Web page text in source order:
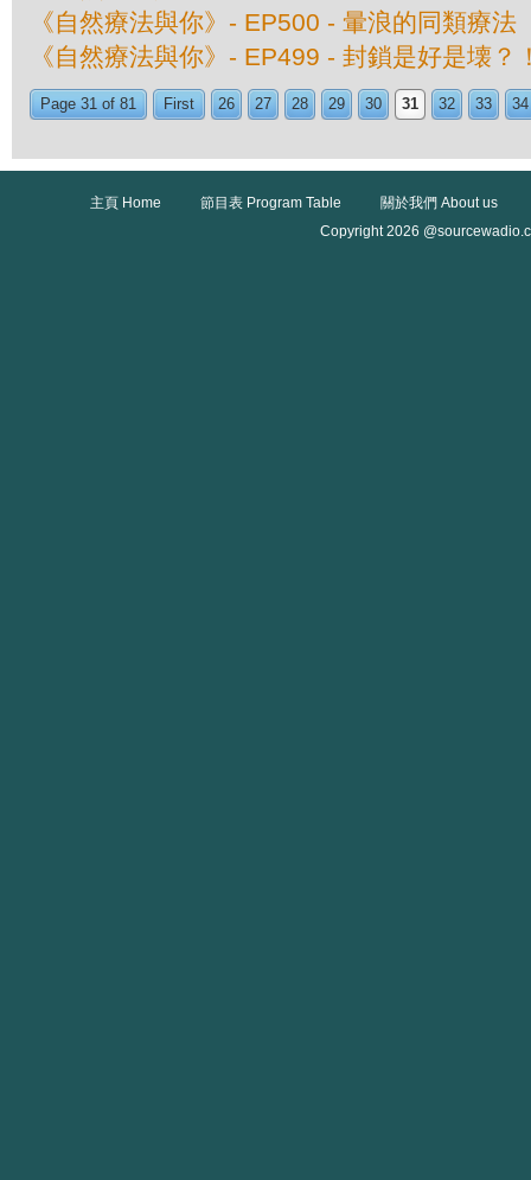
《自然療法與你》- EP500 - 暈浪的同類療法
《自然療法與你》- EP499 - 封鎖是好是壊？
Page 31 of 81 First 26 27 28 29 30 31 32 33 34
主頁 Home 節目表 Program Table
關於我們 About us
Copyright 2026